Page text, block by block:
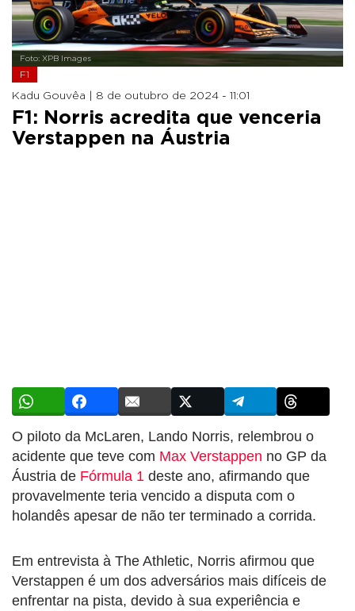
Foto: XPB Images
F1
Kadu Gouvêa | 8 de outubro de 2024 - 11:01
F1: Norris acredita que venceria
Verstappen na Áustria
O piloto da McLaren, Lando Norris, relembrou o
acidente que teve com Max Verstappen no GP da
Áustria de Fórmula 1 deste ano, afirmando que
provavelmente teria vencido a disputa com o
holandês apesar de não ter terminado a corrida.
Em entrevista à The Athletic, Norris afirmou que
Verstappen é um dos adversários mais difíceis de
enfrentar na pista, devido à sua experiência e